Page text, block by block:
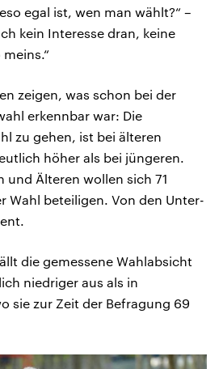
egal ist, wen man wählt?“ –
kein Interesse dran, keine
zeigen, was schon bei der
erkennbar war: Die
zu gehen, ist bei älteren
höher als bei jüngeren.
und Älteren wollen sich 71
Wahl beteiligen. Von den Unter-
die gemessene Wahlabsicht
niedriger aus als in
sie zur Zeit der Befragung 69